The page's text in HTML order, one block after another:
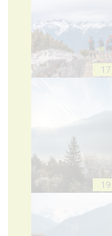
17
19